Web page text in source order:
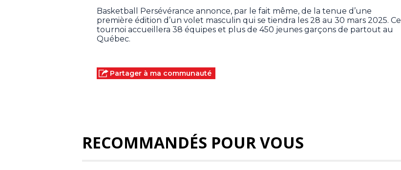
Basketball Persévérance annonce, par le fait même, de la tenue d’une
première édition d’un volet masculin qui se tiendra les 28 au 30 mars 2025. Ce
tournoi accueillera 38 équipes et plus de 450 jeunes garçons de partout au
Québec.
Partager à ma communauté
RECOMMANDÉS POUR VOUS